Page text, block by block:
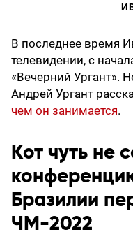
В последнее время
телевидении, с
«Вечерний Ургант».
Андрей Ургант
чем он занимается.
Кот чуть не
Бразилии
ЧМ-2022